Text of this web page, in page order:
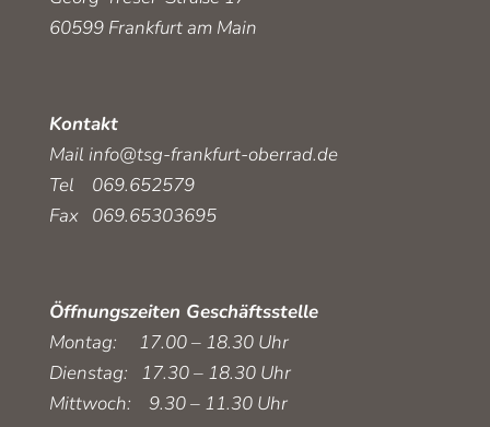
60599 Frankfurt am Main
Kontakt
Mail info@tsg-frankfurt-oberrad.de
Tel 069.652579
Fax 069.65303695
Öffnungszeiten Geschäftsstelle
Montag: 17.00 – 18.30 Uhr
Dienstag: 17.30 – 18.30 Uhr
Mittwoch: 9.30 – 11.30 Uhr